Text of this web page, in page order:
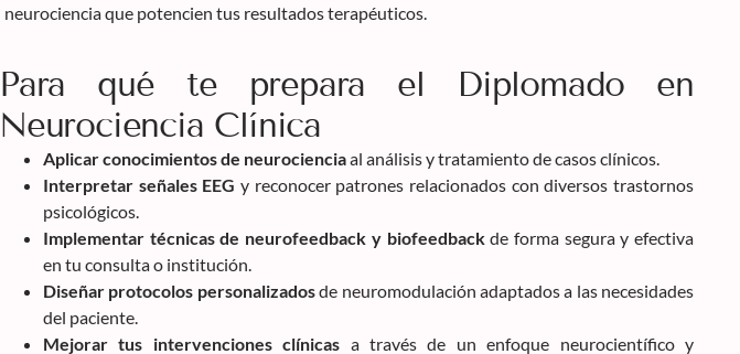
neurociencia que potencien tus resultados terapéuticos.
Para qué te prepara el Diplomado en
Neurociencia Clínica
Aplicar conocimientos de neurocienciaal análisis y tratamiento de casos clínicos.
Interpretar señales EEG y reconocer patrones relacionados con diversos trastornos
psicológicos.
Implementar técnicas de neurofeedback y biofeedbackde forma segura y efectiva
en tu consulta o institución.
Diseñar protocolos personalizadosde neuromodulación adaptados a las necesidades
del paciente.
Mejorar tus intervenciones clínicas a través de un enfoque neurocientífico y